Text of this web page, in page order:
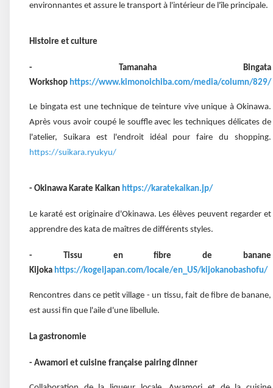
environnantes et assure le transport à l'intérieur de l'île principale.
Histoire et culture
- Tamanaha Bingata
Workshop https://www.kimonoichiba.com/media/column/829/
Le bingata est une technique de teinture vive unique à Okinawa.
Après vous avoir coupé le souffle avec les techniques délicates de
l'atelier, Suikara est l'endroit idéal pour faire du shopping.
https://suikara.ryukyu/
- Okinawa Karate Kaikan https://karatekaikan.jp/
Le karaté est originaire d'Okinawa. Les élèves peuvent regarder et
apprendre des kata de maîtres de différents styles.
- Tissu en fibre de banane
Kijoka https://kogeijapan.com/locale/en_US/kijokanobashofu/
Rencontres dans ce petit village - un tissu, fait de fibre de banane,
est aussi fin que l'aile d'une libellule.
La gastronomie
- Awamori et cuisine française pairing dinner